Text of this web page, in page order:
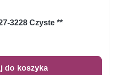
3228 Czyste **
do koszyka